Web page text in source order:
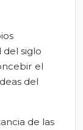
del siglo
el
del
de las